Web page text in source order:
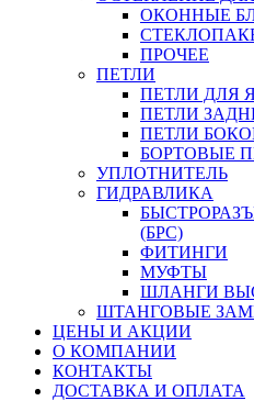
ОКОННЫЕ
ПРОЧЕЕ
ПЕТЛИ
ПЕТЛИ ДЛЯ
ПЕТЛИ
ПЕТЛИ
БОРТОВЫЕ
УПЛОТНИТЕЛЬ
ГИДРАВЛИКА
(БРС)
ФИТИНГИ
МУФТЫ
ШЛАНГИ
ШТАНГОВЫЕ
ЦЕНЫ И АКЦИИ
О КОМПАНИИ
КОНТАКТЫ
ДОСТАВКА И ОПЛАТА